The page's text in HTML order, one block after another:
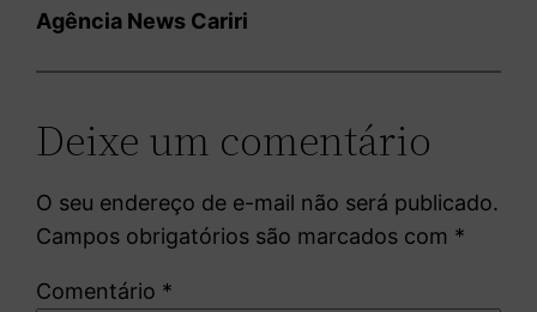
Agência News Cariri
Deixe um comentário
O seu endereço de e-mail não será publicado.
Campos obrigatórios são marcados com *
Comentário *